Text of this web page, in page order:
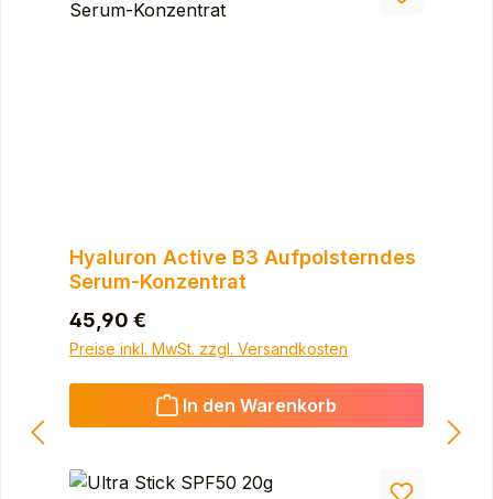
Hyaluron Active B3 Aufpolsterndes
Serum-Konzentrat
Regulärer Preis:
45,90 €
Preise inkl. MwSt. zzgl. Versandkosten
In den Warenkorb